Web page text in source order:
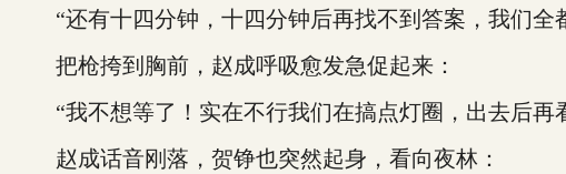
“还有十四分钟，十四分钟后再找不到答案，我们全
把枪挎到胸前，赵成呼吸愈发急促起来：
“我不想等了！实在不行我们在搞点灯圈，出去后再
赵成话音刚落，贺铮也突然起身，看向夜林：